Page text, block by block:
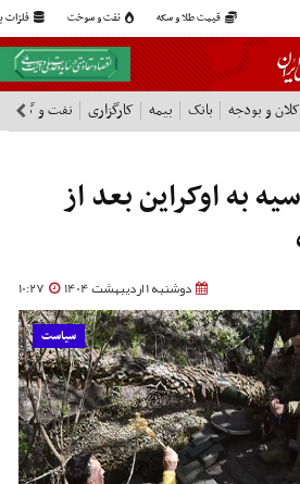
قیمت طلا و سکه نفت و سوخت فلزات
کلان و بودجه بانک بیمه کارگزاری نفت و گاز
به اوکراین بعد از
دوشنبه 1 اردیبهشت 1404 10:27
سیاست